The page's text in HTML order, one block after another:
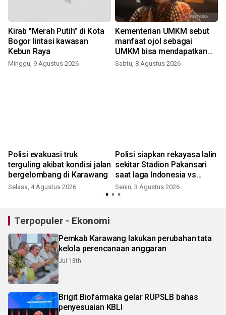
Kirab "Merah Putih" di Kota
Bogor lintasi kawasan
Kebun Raya
Minggu, 9 Agustus 2026
Kementerian UMKM sebut
manfaat ojol sebagai
UMKM bisa mendapatkan
KUR
Sabtu, 8 Agustus 2026
Polisi evakuasi truk
terguling akibat kondisi jalan
bergelombang di Karawang
Selasa, 4 Agustus 2026
Polisi siapkan rekayasa lalin
sekitar Stadion Pakansari
saat laga Indonesia vs
Vietnam
Senin, 3 Agustus 2026
Terpopuler - Ekonomi
Pemkab Karawang lakukan perubahan tata
kelola perencanaan anggaran
Jul 13th
Brigit Biofarmaka gelar RUPSLB bahas
penyesuaian KBLI